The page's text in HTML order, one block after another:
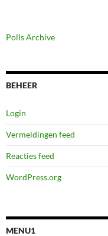
Polls Archive
BEHEER
Login
Vermeldingen feed
Reacties feed
WordPress.org
MENU1